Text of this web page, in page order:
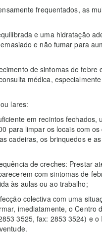
frequentados, as
e uma hidratação
e não fumar para
de sintomas de febre
médica,
lares:
em recintos fechados,
para limpar os locais com
cadeiras, os brinquedos e
de creches: Prestar
com sintomas de
às aulas ou ao trabalho;
colectiva com uma
imediatamente, o Centro
3525, fax: 2853 3524) e o